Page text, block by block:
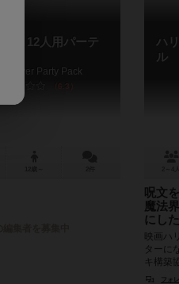
ン：12人用パーテ
Player Party Pack
6.3
ハ
ル
呪文
魔法
にし
映画
ターに
キ構築
り強力
フォ